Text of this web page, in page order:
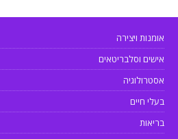
אומנות ויצירה
אישים וסלבריטאים
אסטרולוגיה
בעלי חיים
בריאות